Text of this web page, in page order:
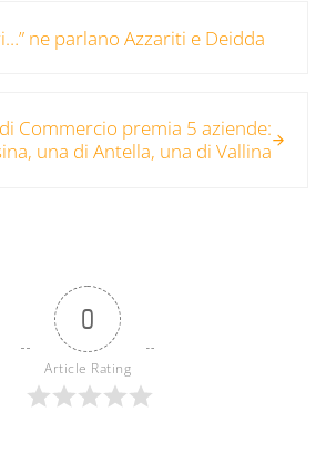
ne parlano Azzariti e Deidda
Commercio premia 5 aziende:
una di Antella, una di Vallina
0
Article Rating